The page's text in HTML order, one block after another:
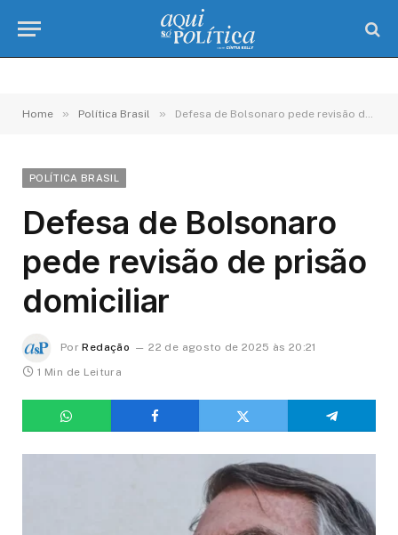
Home » Política Brasil » Defesa de Bolsonaro pede revisão de prisão domiciliar
POLÍTICA BRASIL
Defesa de Bolsonaro
pede revisão de prisão
domiciliar
Por Redação
22 de agosto de 2025 às 20:21
1 Min de Leitura